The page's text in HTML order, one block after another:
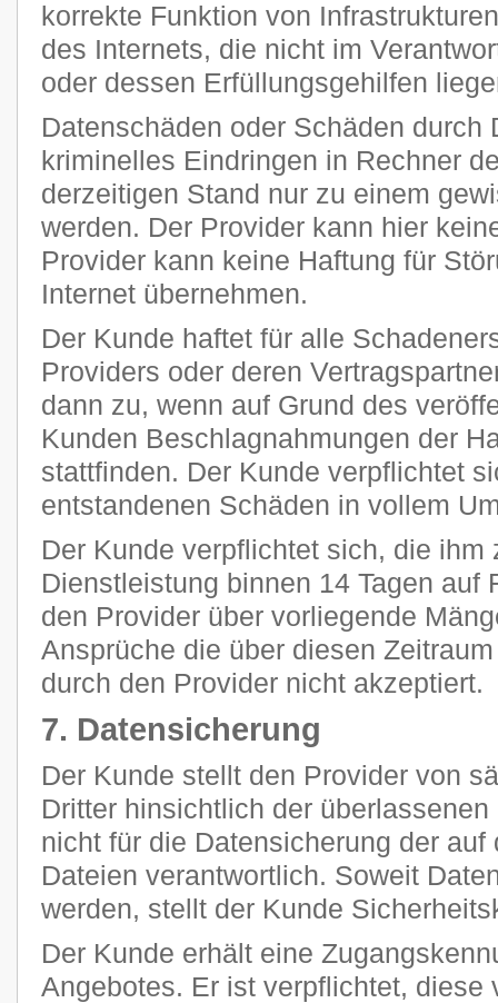
korrekte Funktion von
des Internets, die nicht im
oder dessen Erfüllungsgehilfen
Datenschäden oder Schäden durch
kriminelles Eindringen in Rechner
derzeitigen Stand nur zu einem
werden. Der Provider kann hier
Provider kann keine Haftung für
Internet übernehmen.
Der Kunde haftet für alle
Providers oder deren
dann zu, wenn auf Grund des
Kunden Beschlagnahmungen der
stattfinden. Der Kunde verpflichtet
entstandenen Schäden in vollem
Der Kunde verpflichtet sich, die ihm
Dienstleistung binnen 14 Tagen auf
den Provider über vorliegende
Ansprüche die über diesen
durch den Provider nicht akzeptiert.
7. Datensicherung
Der Kunde stellt den Provider von
Dritter hinsichtlich der
nicht für die Datensicherung der
Dateien verantwortlich. Soweit
werden, stellt der Kunde
Der Kunde erhält eine
Angebotes. Er ist verpflichtet, diese